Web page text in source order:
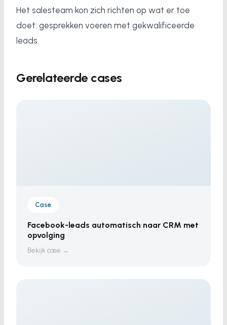
Het salesteam kon zich richten op wat er toe
doet: gesprekken voeren met gekwalificeerde
leads.
Gerelateerde cases
Case
Facebook-leads automatisch naar CRM met
opvolging
Bekijk case →